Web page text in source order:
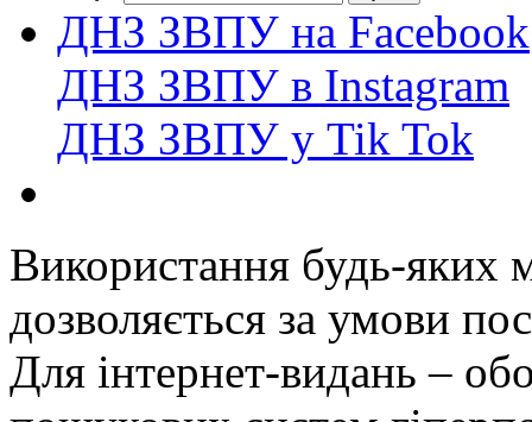
ДНЗ ЗВПУ на Facebook
ДНЗ ЗВПУ в Instagram
ДНЗ ЗВПУ у Tik Tok
Використання будь-яких
дозволяється за умови
Для інтернет-видань –